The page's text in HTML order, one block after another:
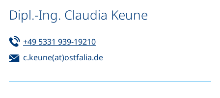
Dipl.-Ing. Claudia Keune
Tel:
+49 5331 939-19210(startet einen Telefonanruf,
E-Mail:
c.keune(at)ostfalia.de(öffnet Ihr E-Mail-Programm)